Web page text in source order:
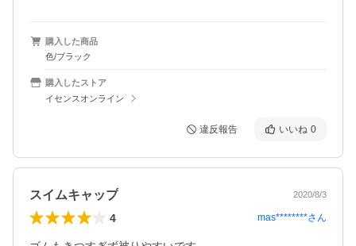
購入した商品
色/ブラック
購入したストア
イセンスオンライン
違反報告 いいね 0
スイムキャップ 2020/8/3
4 mas********さん